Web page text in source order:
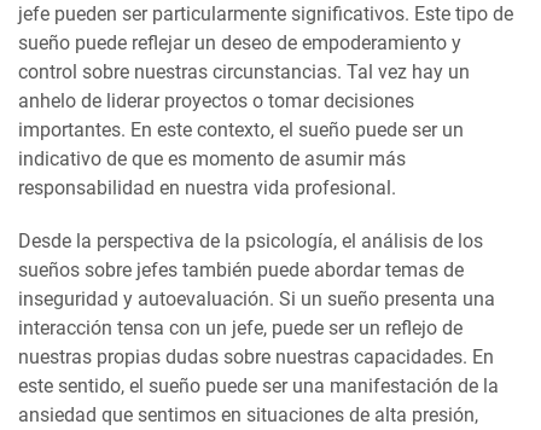
jefe pueden ser particularmente significativos. Este tipo de
sueño puede reflejar un deseo de empoderamiento y
control sobre nuestras circunstancias. Tal vez hay un
anhelo de liderar proyectos o tomar decisiones
importantes. En este contexto, el sueño puede ser un
indicativo de que es momento de asumir más
responsabilidad en nuestra vida profesional.
Desde la perspectiva de la psicología, el análisis de los
sueños sobre jefes también puede abordar temas de
inseguridad y autoevaluación. Si un sueño presenta una
interacción tensa con un jefe, puede ser un reflejo de
nuestras propias dudas sobre nuestras capacidades. En
este sentido, el sueño puede ser una manifestación de la
ansiedad que sentimos en situaciones de alta presión,